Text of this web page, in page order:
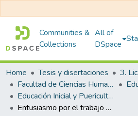
Communities &
Collections
All of
DSpace
Home Tesis y disertaciones
3.
Facultad de Ciencias Humanas y Educación
Educación Inicial y Puericultura
Entusiasmo por el trabajo y satisfacción laboral en docentes de inicial y primaria de instituciones peruanas privadas